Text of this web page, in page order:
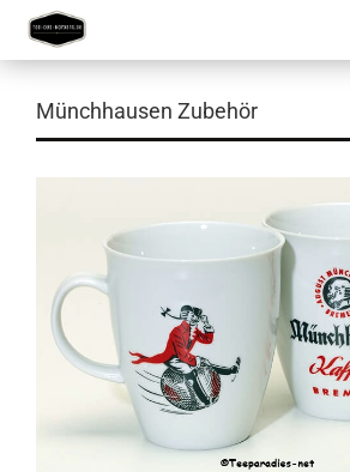
Münchhausen Zubehör